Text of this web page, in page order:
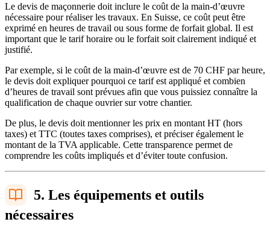
Le devis de maçonnerie doit inclure le coût de la main-d’œuvre
nécessaire pour réaliser les travaux. En Suisse, ce coût peut être
exprimé en heures de travail ou sous forme de forfait global. Il est
important que le tarif horaire ou le forfait soit clairement indiqué et
justifié.
Par exemple, si le coût de la main-d’œuvre est de 70 CHF par heure,
le devis doit expliquer pourquoi ce tarif est appliqué et combien
d’heures de travail sont prévues afin que vous puissiez connaître la
qualification de chaque ouvrier sur votre chantier.
De plus, le devis doit mentionner les prix en montant HT (hors
taxes) et TTC (toutes taxes comprises), et préciser également le
montant de la TVA applicable. Cette transparence permet de
comprendre les coûts impliqués et d’éviter toute confusion.
5. Les équipements et outils
nécessaires